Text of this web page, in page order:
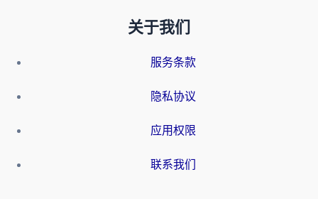
关于我们
服务条款
隐私协议
应用权限
联系我们